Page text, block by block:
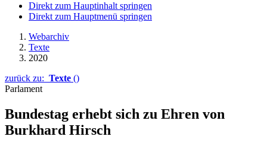
Direkt zum Hauptinhalt springen
Direkt zum Hauptmenü springen
Webarchiv
Texte
2020
zurück zu: Texte ()
Parlament
Bundestag erhebt sich zu Ehren von
Burkhard Hirsch